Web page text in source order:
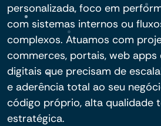
personalizada, foco em
com sistemas internos ou
complexos. Atuamos com
commerces, portais, web
digitais que precisam de
e aderência total ao seu
código próprio, alta qualidade
estratégica.